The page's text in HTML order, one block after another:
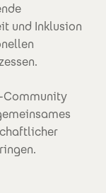
und Inklusion
Community